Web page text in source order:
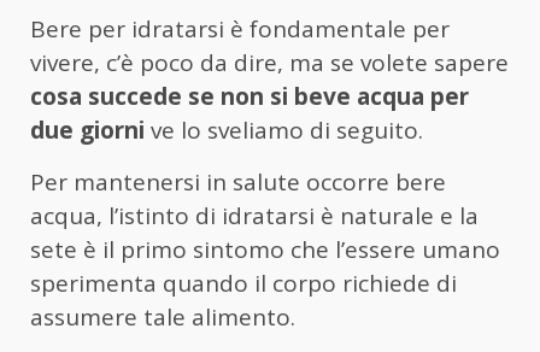
Bere per idratarsi è fondamentale per
vivere, c’è poco da dire, ma se volete sapere
cosa succede se non si beve acqua per
due giorni ve lo sveliamo di seguito.
Per mantenersi in salute occorre bere
acqua, l’istinto di idratarsi è naturale e la
sete è il primo sintomo che l’essere umano
sperimenta quando il corpo richiede di
assumere tale alimento.